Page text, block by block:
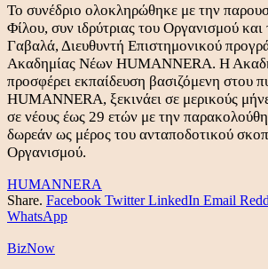
Το συνέδριο ολοκληρώθηκε με την
Φίλου, συν ιδρύτριας του Οργανισμού
Γαβαλά, Διευθυντή Επιστημονικού
Ακαδημίας Νέων HUMANNERA. Η
προσφέρει εκπαίδευση βασιζόμενη στου
HUMANNERA, ξεκινάει σε μερικούς
σε νέους έως 29 ετών με την
δωρεάν ως μέρος του ανταποδοτικού
Οργανισμού.
HUMANNERA
Share. Facebook Twitter LinkedIn Email
WhatsApp
BizNow